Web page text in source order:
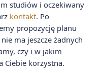
studiów i oczekiwany
kontakt. Po
propozycję planu
ma jeszcze żadnych
czy i w jakim
Ciebie korzystna.